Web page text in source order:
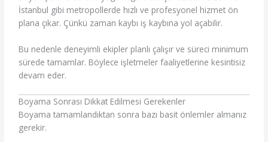
İstanbul gibi metropollerde hızlı ve profesyonel hizmet ön
plana çıkar. Çünkü zaman kaybı iş kaybına yol açabilir.
Bu nedenle deneyimli ekipler planlı çalışır ve süreci minimum
sürede tamamlar. Böylece işletmeler faaliyetlerine kesintisiz
devam eder.
Boyama Sonrası Dikkat Edilmesi Gerekenler
Boyama tamamlandıktan sonra bazı basit önlemler almanız
gerekir.